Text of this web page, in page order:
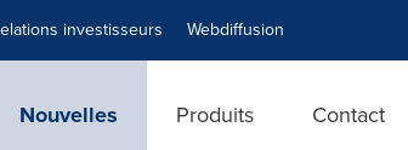
investisseurs Webdiffusion
Nouvelles Produits Contact